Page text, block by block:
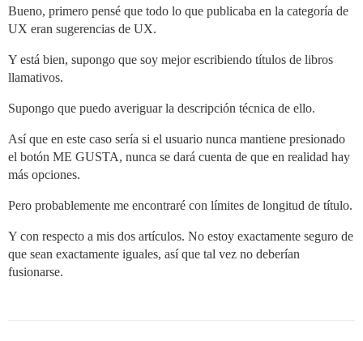
Bueno, primero pensé que todo lo que publicaba en la categoría de
UX eran sugerencias de UX.
Y está bien, supongo que soy mejor escribiendo títulos de libros
llamativos.
Supongo que puedo averiguar la descripción técnica de ello.
Así que en este caso sería si el usuario nunca mantiene presionado
el botón ME GUSTA, nunca se dará cuenta de que en realidad hay
más opciones.
Pero probablemente me encontraré con límites de longitud de título.
Y con respecto a mis dos artículos. No estoy exactamente seguro de
que sean exactamente iguales, así que tal vez no deberían
fusionarse.